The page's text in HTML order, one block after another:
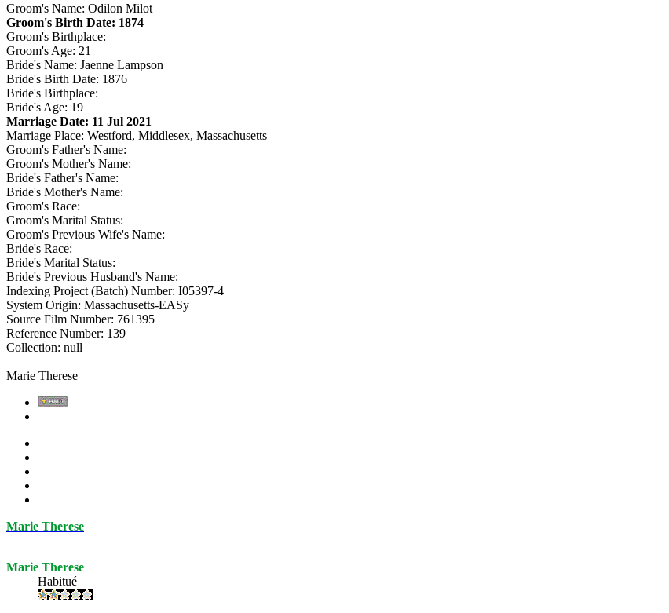
Groom's Name: Odilon Milot
Groom's Birth Date: 1874
Groom's Birthplace:
Groom's Age: 21
Bride's Name: Jaenne Lampson
Bride's Birth Date: 1876
Bride's Birthplace:
Bride's Age: 19
Marriage Date: 11 Jul 2021
Marriage Place: Westford, Middlesex, Massachusetts
Groom's Father's Name:
Groom's Mother's Name:
Bride's Father's Name:
Bride's Mother's Name:
Groom's Race:
Groom's Marital Status:
Groom's Previous Wife's Name:
Bride's Race:
Bride's Marital Status:
Bride's Previous Husband's Name:
Indexing Project (Batch) Number: I05397-4
System Origin: Massachusetts-EASy
Source Film Number: 761395
Reference Number: 139
Collection: null
Marie Therese
Marie Therese
Marie Therese
Habitué